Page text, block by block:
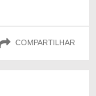
COMPARTILHAR